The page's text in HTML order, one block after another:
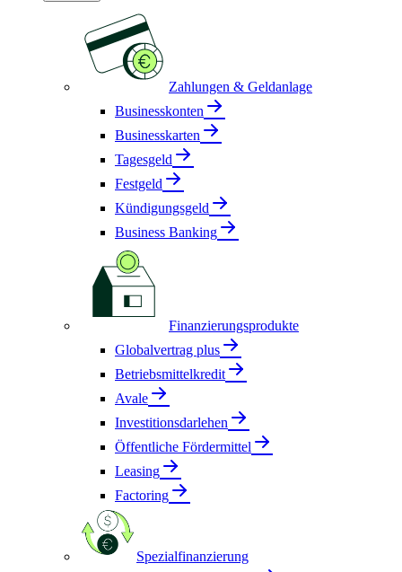
Zahlungen & Geldanlage
Businesskonten
Businesskarten
Tagesgeld
Festgeld
Kündigungsgeld
Business Banking
Finanzierungsprodukte
Globalvertrag plus
Betriebsmittelkredit
Avale
Investitionsdarlehen
Öffentliche Fördermittel
Leasing
Factoring
Spezialfinanzierung